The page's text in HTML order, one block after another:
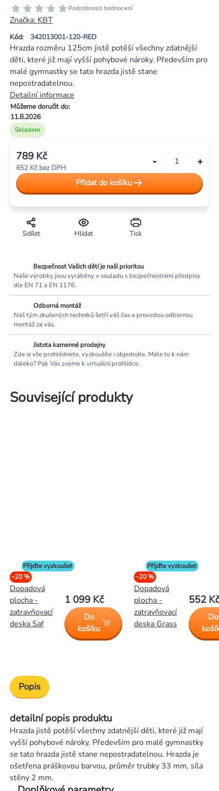
Kód: 342013001-120-RED
Průměrné
hodnocení
produktu
je
0,0
hvězdiček.
Podrobnosti hodnocení
Značka: KBT
Skladem
Můžeme doručit do:
11.8.2026
Hrazda rozměru 125cm jistě potěší všechny zdatnější
děti, které již mají vyšší pohybové nároky. Především pro
malé gymnastky se tato hrazda jistě stane
nepostradatelnou.
Detailní informace
Tisk
Hlídat
Sdílet
789 Kč
652 Kč bez DPH
cena:
Přidat do košíku
Bezpečnost Vašich dětí je naší prioritou
Naše výrobky jsou vyráběny v souladu s bezpečnostními předpisy
dle EN 71 a EN 1176.
Odborná montáž
Náš tým zkušených techniků šetří váš čas a provedou odbornou
montáž za vás.
Jistota kamenné prodejny
Zde si vše prohlédnete, vyzkoušíte i objednáte. Máte to k nám
daleko? Pak Vás zveme k virtuální prohlídce.
Související produkty
Přijďte vyzkoušet
–20 %
Dopadová
plocha -
zatravňovací
deska Saf
1 099 Kč
Do
košíku
Přijďte vyzkoušet
–20 %
Dopadová
plocha -
zatravňovací
deska Grass
552 Kč
Do
Popis
detailní popis produktu
Hrazda jistě potěší všechny zdatnější děti, které již mají
vyšší pohybové nároky. Především pro malé gymnastky
se tato hrazda jistě stane nepostradatelnou. Hrazda je
ošetřena práškovou barvou, průměr trubky 33 mm, síla
stěny 2 mm.